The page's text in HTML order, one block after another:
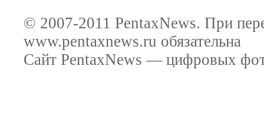
© 2007-2011 PentaxNews. При
www.pentaxnews.ru обязательна
Сайт PentaxNews — цифровых